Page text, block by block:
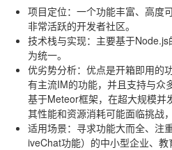
项目定位：一个功能丰富、高度
非常活跃的开发者社区。
技术栈与实现：主要基于
为统一。
优劣势分析：优点是开箱即用的
有主流IM的功能，并且支持与众
基于Meteor框架，在超大规模并
其性能和资源消耗可能面临挑战
适用场景：寻求功能大而全、注
iveChat功能）的中小型企业、教